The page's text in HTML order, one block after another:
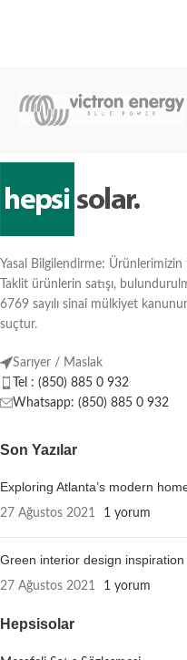
Yasal Bilgilendirme: Ürünlerimizin
Taklit ürünlerin satışı,
6769 sayılı sinai mülkiyet
suçtur.
Sarıyer / Maslak
Tel : (850) 885 0 932
Whatsapp: (850) 885 0 932
Son Yazılar
Exploring Atlanta’s modern
27 Ağustos 2021 1 yorum
Green interior design inspiration
27 Ağustos 2021 1 yorum
Hepsisolar